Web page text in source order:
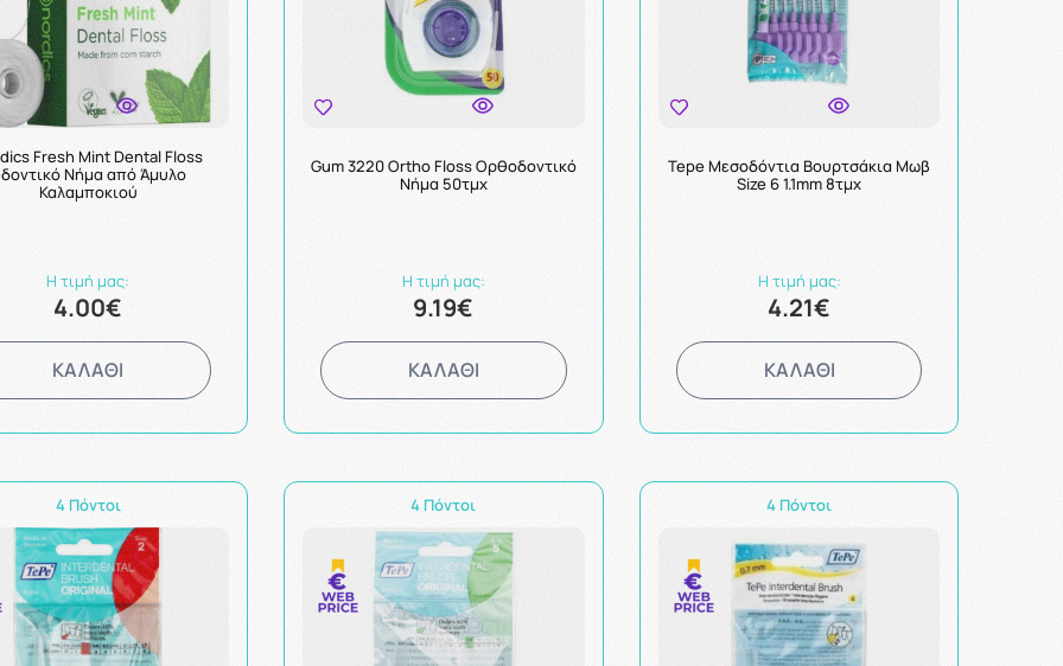
Fresh Mint Dental Floss
Νήμα από Άμυλο
Καλαμποκιού
Η τιμή μας:
4.00€
ΚΑΛΑΘΙ
Gum 3220 Ortho Floss Ορθοδοντικό
Νήμα 50τμχ
Η τιμή μας:
9.19€
ΚΑΛΑΘΙ
Tepe Μεσοδόντια Βουρτσάκια Μωβ
Size 6 1.1mm 8τμχ
Η τιμή μας:
4.21€
ΚΑΛΑΘΙ
4 Πόντοι 4 Πόντοι 4 Πόντοι